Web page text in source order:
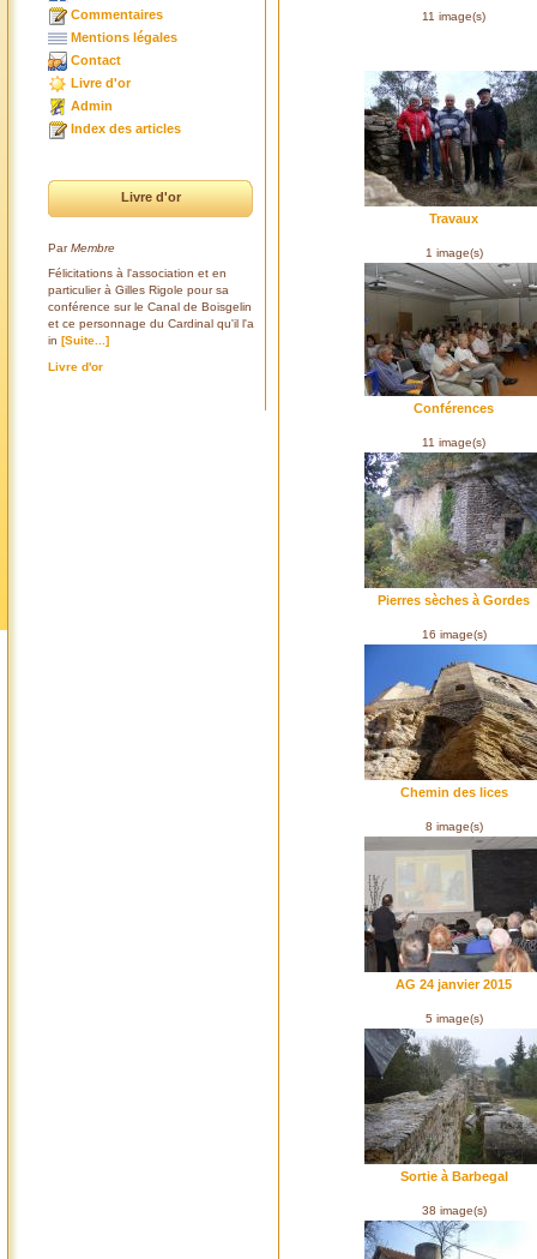
Commentaires
Mentions légales
Contact
Livre d'or
Admin
Index des articles
Livre d'or
ParMembre
Félicitations à l'association et en
particulier à Gilles Rigole pour sa
conférence sur le Canal de Boisgelin
et ce personnage du Cardinal qu'il l'a
in [Suite...]
Livre d'or
11 image(s)
Travaux
1 image(s)
Conférences
11 image(s)
Pierres sèches à Gordes
16 image(s)
Chemin des lices
8 image(s)
AG 24 janvier 2015
5 image(s)
Sortie à Barbegal
38 image(s)